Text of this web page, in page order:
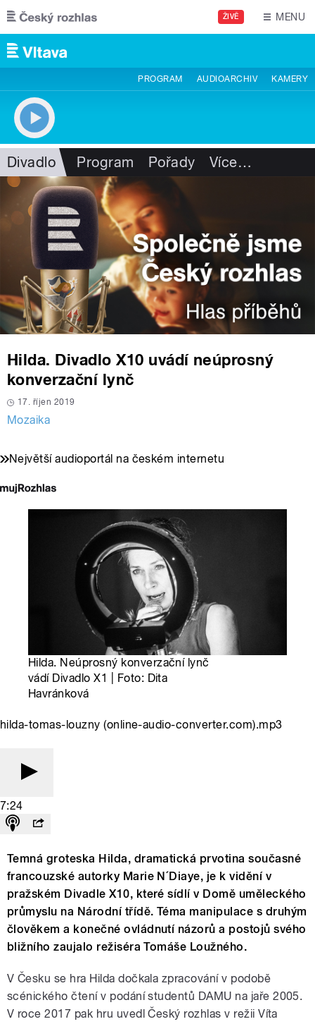
Přejít k hlavnímu obsahu
ŽIVĚ MENU
PROGRAM AUDIOARCHIV KAMERY
Divadlo Program Pořady Více…
Hilda. Divadlo X10 uvádí neúprosný
konverzační lynč
17. říjen 2019
Mozaika
Největší audioportál na českém internetu
Hilda. Neúprosný konverzační lynč
vádí Divadlo X1 | Foto: Dita
Havránková
hilda-tomas-louzny (online-audio-converter.com).mp3
7:24
Temná groteska Hilda, dramatická prvotina současné
francouzské autorky Marie N´Diaye, je k vidění v
pražském Divadle X10, které sídlí v Domě uměleckého
průmyslu na Národní třídě. Téma manipulace s druhým
člověkem a konečné ovládnutí názorů a postojů svého
bližního zaujalo režiséra Tomáše Loužného.
V Česku se hra Hilda dočkala zpracování v podobě
scénického čtení v podání studentů DAMU na jaře 2005.
V roce 2017 pak hru uvedl Český rozhlas v režii Víta